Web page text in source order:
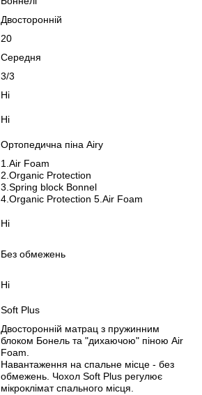
Двосторонній
20
Середня
3/3
Ні
Ні
Ортопедична піна Airy
1.Air Foam
2.Organic Protection
3.Spring block Bonnel
4.Organic Protection 5.Air Foam
Ні
Без обмежень
Ні
Soft Plus
Двосторонній матрац з пружинним
блоком Бонель та "дихаючою" піною Air
Foam.
Навантаження на спальне місце - без
обмежень. Чохол Soft Plus регулює
мікроклімат спального місця.